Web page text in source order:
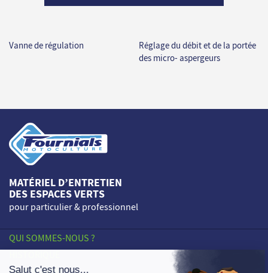
Vanne de régulation
Réglage du débit et de la portée
des micro- aspergeurs
MATÉRIEL D’ENTRETIEN
DES ESPACES VERTS
pour particulier & professionnel
QUI SOMMES-NOUS ?